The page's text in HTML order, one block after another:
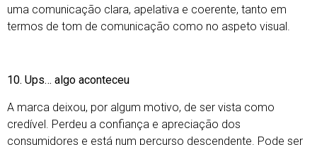
uma comunicação clara, apelativa e coerente, tanto em
termos de tom de comunicação como no aspeto visual.
10. Ups… algo aconteceu
A marca deixou, por algum motivo, de ser vista como
credível. Perdeu a confiança e apreciação dos
consumidores e está num percurso descendente. Pode ser